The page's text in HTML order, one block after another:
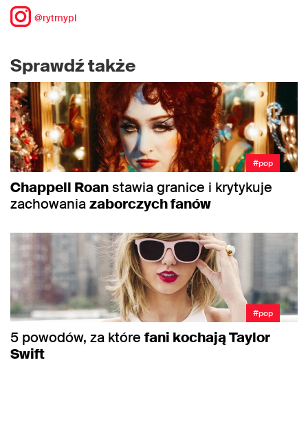
@rytmypl
Sprawdź także
#pop
Chappell Roanstawia granice i krytykuje
zachowaniazaborczych fanów
#pop
5 powodów, za które fani kochają Taylor
Swift